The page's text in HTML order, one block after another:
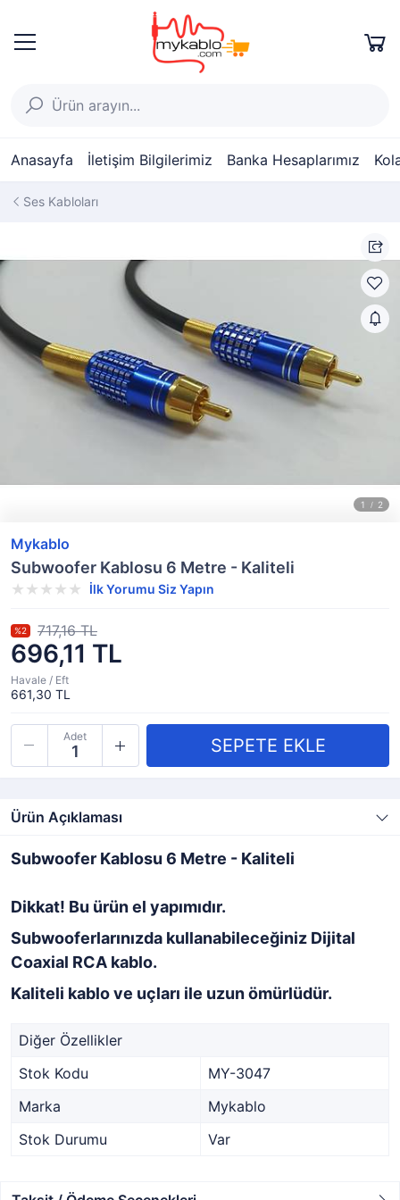
Anasayfa İletişim Bilgilerimiz Banka Hesaplarımız
Ses Kabloları
Mykablo
Subwoofer Kablosu 6 Metre - Kaliteli
İlk Yorumu Siz Yapın
696,11 TL
%2 717,16 TL
Havale / Eft
661,30 TL
Adet
Ürün Açıklaması
Subwoofer Kablosu 6 Metre - Kaliteli
Dikkat! Bu ürün el yapımıdır.
Subwooferlarınızda kullanabileceğiniz Dijital
Coaxial RCA kablo.
Kaliteli kablo ve uçları ile uzun ömürlüdür.
Diğer Özellikler
Stok Kodu
MY-3047
Marka
Mykablo
Stok Durumu
Var